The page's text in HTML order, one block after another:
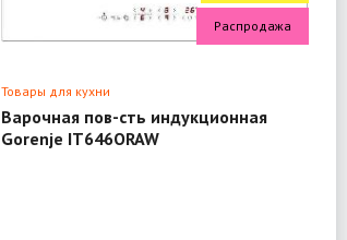
Распродажа
Товары для кухни
Варочная пов-сть индукционная
Gorenje IT646ORAW